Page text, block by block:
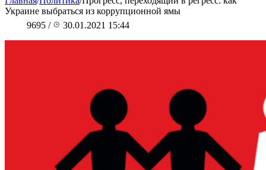
Украине выбраться из коррупционной ямы
9695 / 30.01.2021 15:44